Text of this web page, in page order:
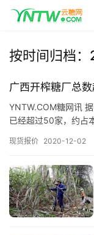
按时间归档
广西开榨糖厂总
YNTW.COM糖网讯
已经超过50家，约占
现货报价 2020-12-02